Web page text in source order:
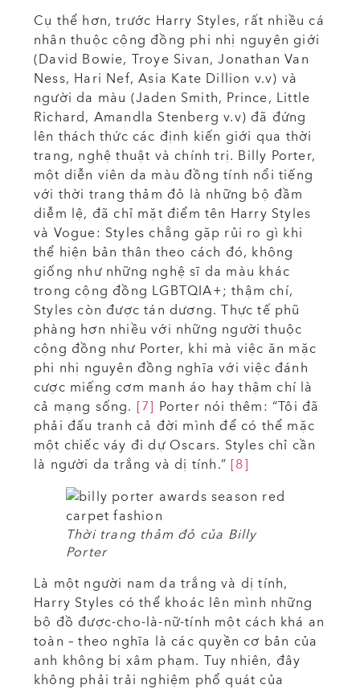
Cụ thể hơn, trước Harry Styles, rất nhiều cá
nhân thuộc cộng đồng phi nhị nguyên giới
(David Bowie, Troye Sivan, Jonathan Van
Ness, Hari Nef, Asia Kate Dillion v.v) và
người da màu (Jaden Smith, Prince, Little
Richard, Amandla Stenberg v.v) đã đứng
lên thách thức các định kiến giới qua thời
trang, nghệ thuật và chính trị. Billy Porter,
một diễn viên da màu đồng tính nổi tiếng
với thời trang thảm đỏ là những bộ đầm
diễm lệ, đã chỉ mặt điểm tên Harry Styles
và Vogue: Styles chẳng gặp rủi ro gì khi
thể hiện bản thân theo cách đó, không
giống như những nghệ sĩ da màu khác
trong cộng đồng LGBTQIA+; thậm chí,
Styles còn được tán dương. Thực tế phũ
phàng hơn nhiều với những người thuộc
cộng đồng như Porter, khi mà việc ăn mặc
phi nhị nguyên đồng nghĩa với việc đánh
cược miếng cơm manh áo hay thậm chí là
cả mạng sống. [7] Porter nói thêm: “Tôi đã
phải đấu tranh cả đời mình để có thể mặc
một chiếc váy đi dự Oscars. Styles chỉ cần
là người da trắng và dị tính.” [8]
Thời trang thảm đỏ của Billy
Porter
Là một người nam da trắng và dị tính,
Harry Styles có thể khoác lên mình những
bộ đồ được-cho-là-nữ-tính một cách khá an
toàn – theo nghĩa là các quyền cơ bản của
anh không bị xâm phạm. Tuy nhiên, đây
không phải trải nghiệm phổ quát của